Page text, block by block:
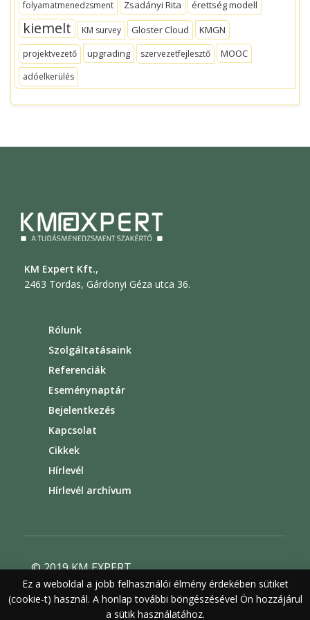
folyamatmenedzsment Zsadányi Rita érettség modell
kiemelt KM survey Gloster Cloud KMGN
projektvezető upgrading szervezetfejlesztő MOOC
adóelkerülés
KM Expert Kft.,
2463 Tordas, Gárdonyi Géza utca 36.
Rólunk
Szolgáltatásaink
Referenciák
Eseménynaptár
Bejelentkezés
Kapcsolat
Cikkek
Hírlevél
Hírlevél archívum
© 2019 KM EXPERT
Általános szerződési feltételek
Felhasználási feltételek
Adatvédelem
Ez a weboldal a jobb felhasználói élmény érdekében sütiket
(cookie-t) használ. A honlap további böngészésével Ön hozzájárul
a sütik használatához.